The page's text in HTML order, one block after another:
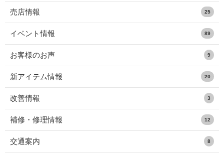
売店情報 25
イベント情報 89
お客様のお声 9
新アイテム情報 20
改善情報 3
補修・修理情報 12
交通案内 8